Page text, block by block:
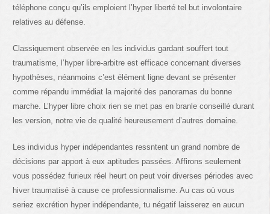
téléphone conçu qu’ils emploient l’hyper liberté tel but involontaire
relatives au défense.
Classiquement observée en les individus gardant souffert tout
traumatisme, l’hyper libre-arbitre est efficace concernant diverses
hypothèses, néanmoins c’est élément ligne devant se présenter
comme répandu immédiat la majorité des panoramas du bonne
marche. L’hyper libre choix rien se met pas en branle conseillé durant
les version, notre vie de qualité heureusement d’autres domaine.
Les individus hyper indépendantes ressntent un grand nombre de
décisions par apport à eux aptitudes passées. Affirons seulement
vous possédez furieux réel heurt on peut voir diverses périodes avec
hiver traumatisé à cause ce professionnalisme. Au cas où vous
seriez excrétion hyper indépendante, tu négatif laisserez en aucun